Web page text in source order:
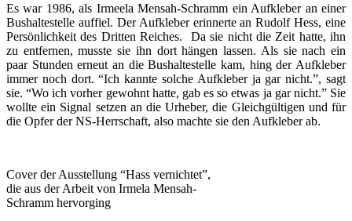
Es war 1986, als Irmeela Mensah-Schramm ein Aufkleber an einer
Bushaltestelle auffiel. Der Aufkleber erinnerte an Rudolf Hess, eine
Persönlichkeit des Dritten Reiches. Da sie nicht die Zeit hatte, ihn
zu entfernen, musste sie ihn dort hängen lassen. Als sie nach ein
paar Stunden erneut an die Bushaltestelle kam, hing der Aufkleber
immer noch dort. “Ich kannte solche Aufkleber ja gar nicht.”, sagt
sie. “Wo ich vorher gewohnt hatte, gab es so etwas ja gar nicht.” Sie
wollte ein Signal setzen an die Urheber, die Gleichgültigen und für
die Opfer der NS-Herrschaft, also machte sie den Aufkleber ab.
Cover der Ausstellung “Hass vernichtet”,
die aus der Arbeit von Irmela Mensah-
Schramm hervorging